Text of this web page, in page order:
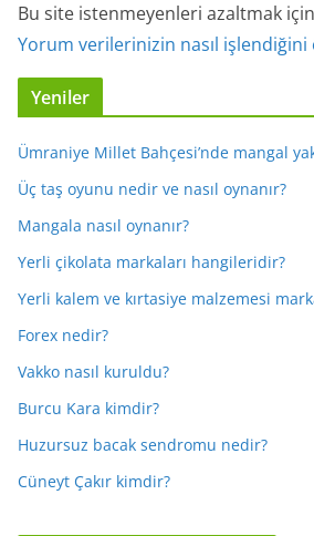
Bu site istenmeyenleri azaltmak
Yorum verilerinizin nasıl işlendiğini
Yeniler
Ümraniye Millet Bahçesi’nde mangal
Üç taş oyunu nedir ve nasıl oynanır?
Mangala nasıl oynanır?
Yerli çikolata markaları hangileridir?
Yerli kalem ve kırtasiye malzemesi
Forex nedir?
Vakko nasıl kuruldu?
Burcu Kara kimdir?
Huzursuz bacak sendromu nedir?
Cüneyt Çakır kimdir?